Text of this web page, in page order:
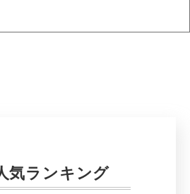
気ランキング